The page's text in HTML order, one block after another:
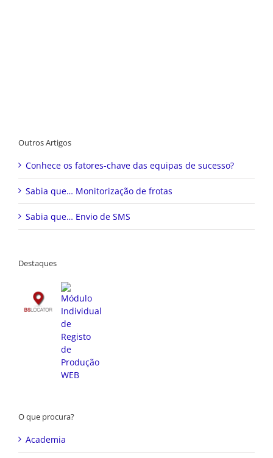
Outros Artigos
Conhece os fatores-chave das equipas de sucesso?
Sabia que… Monitorização de frotas
Sabia que… Envio de SMS
Destaques
O que procura?
Academia